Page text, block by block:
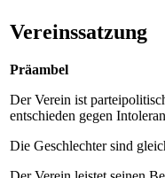
Vereinssatzung
Präambel
Der Verein ist
entschieden gegen
Die Geschlechter sind